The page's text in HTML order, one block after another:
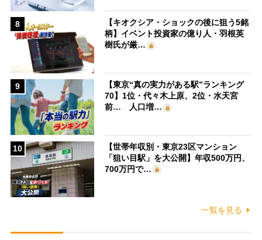
8
【キオクシア・ショックの後に狙う5銘
柄】イベント投資家の億り人・羽根英
樹氏が厳…
9
【東京“真の実力がある駅”ランキング
70】1位・代々木上原、2位・水天宮
前… 人口増…
10
【世帯年収別・東京23区マンション
「狙い目駅」を大公開】年収500万円、
700万円で…
一覧を見る